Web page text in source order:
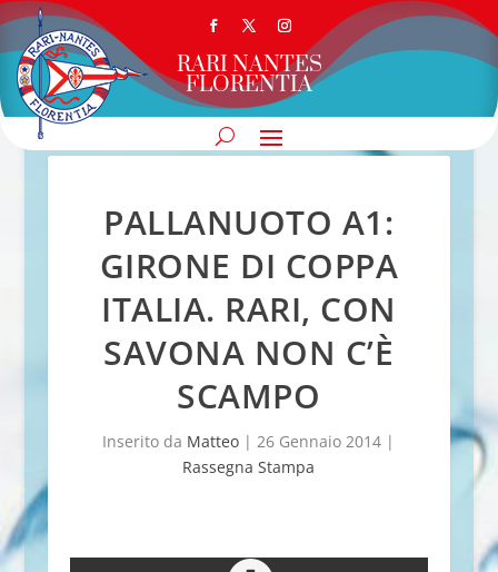
RARI NANTES
FLORENTIA
PALLANUOTO A1:
GIRONE DI COPPA
ITALIA. RARI, CON
SAVONA NON C’È
SCAMPO
Inserito da Matteo |26 Gennaio 2014 |
Rassegna Stampa